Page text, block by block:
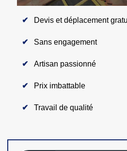
Devis et déplacement
Sans engagement
Artisan passionné
Prix imbattable
Travail de qualité